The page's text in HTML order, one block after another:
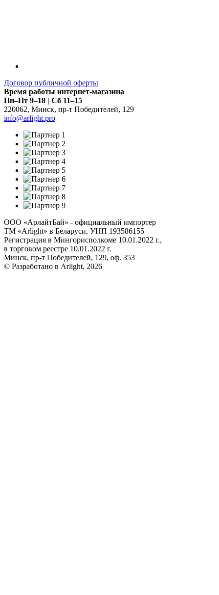
Договор публичной оферты
Время работы интернет-магазина
Пн–Пт 9–18 | Сб 11–15
220062, Минск, пр-т Победителей, 129
info@arlight.pro
ООО «АрлайтБай» - официальный импортер
ТМ «Arlight» в Беларуси, УНП 193586155
Регистрация в Мингорисполкоме 10.01.2022 г.,
в торговом реестре 10.01.2022 г.
Минск, пр-т Победителей, 129, оф. 353
© Разработано в Arlight, 2026